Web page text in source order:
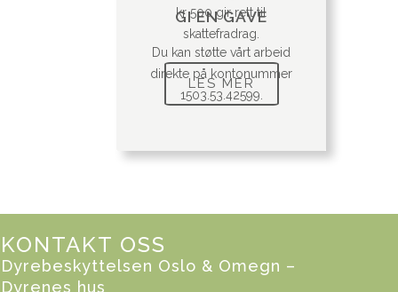
GI EN GAVE
Du kan støtte vårt arbeid
direkte på kontonummer
1503.53.42599.
kr 500 gir rett til
skattefradrag.
LES MER
KONTAKT OSS
Dyrebeskyttelsen Oslo & Omegn –
Dyrenes hus